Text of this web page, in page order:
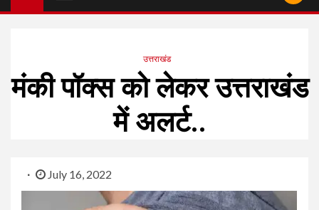
उत्तराखंड
मंकी पॉक्स को लेकर उत्तराखंड
में अलर्ट..
July 16, 2022